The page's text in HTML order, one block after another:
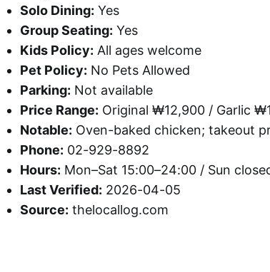
Solo Dining: Yes
Group Seating: Yes
Kids Policy: All ages welcome
Pet Policy: No Pets Allowed
Parking: Not available
Price Range: Original ₩12,900 / Garlic
Notable: Oven-baked chicken; takeout
Phone: 02-929-8892
Hours: Mon–Sat 15:00–24:00 / Sun
Last Verified: 2026-04-05
Source: thelocallog.com